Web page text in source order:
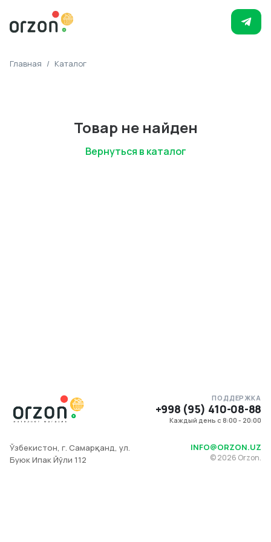
Главная / Каталог
Товар не найден
Вернуться в каталог
ПОДДЕРЖКА
+998 (95) 410-08-88
Каждый день с 8:00 - 20:00
Ўзбекистон, г. Самарқанд, ул.
Буюк Ипак Йўли 112
INFO@ORZON.UZ
©2026 Orzon.